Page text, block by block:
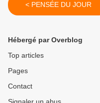
< PENSÉE DU JOUR
Hébergé par Overblog
Top articles
Pages
Contact